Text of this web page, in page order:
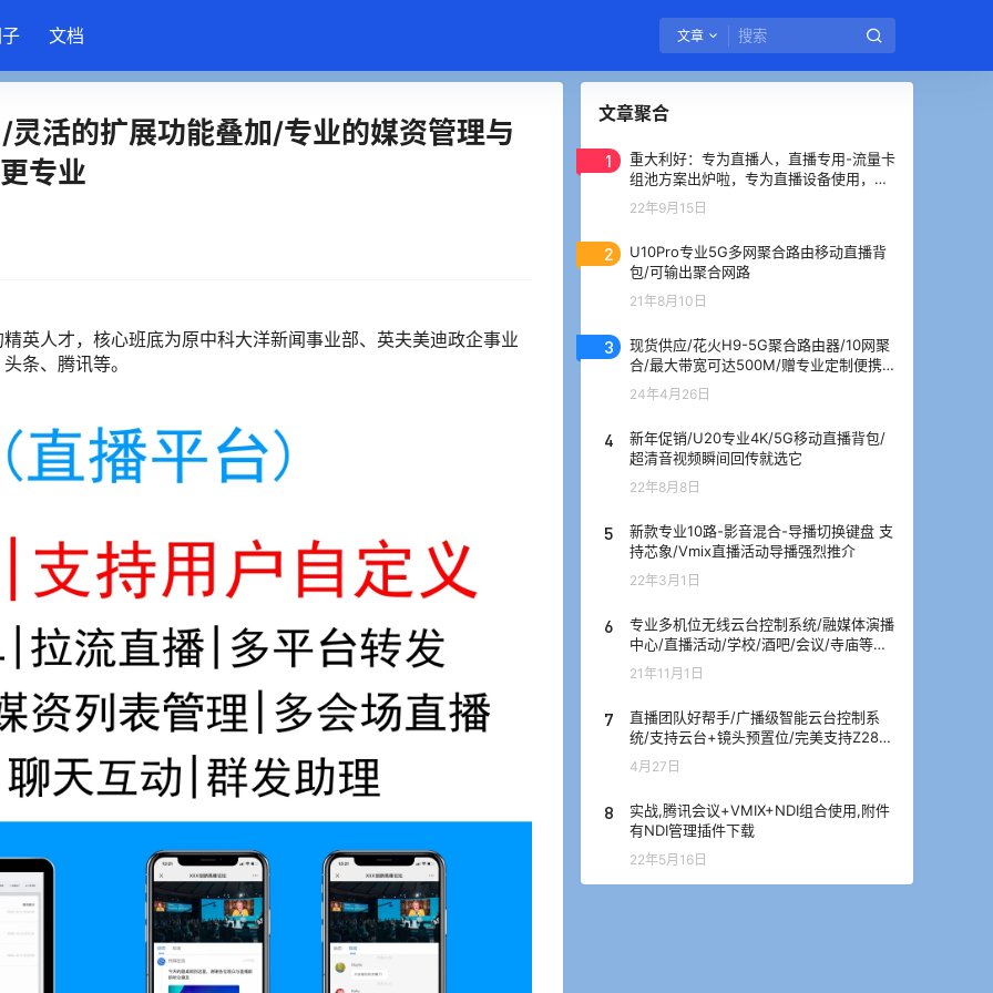
文档 文章
活的扩展功能叠加/专业的媒资管理与
专业
英人才，核心班底为原中科大洋新闻事业部、英夫美迪政企事业
条、腾讯等。
文章聚合
1
重大利好：专为直播人，直播专用-流量卡
组池方案出炉啦，专为直播设备使用，没
有之一
22年9月15日
2
U10Pro专业5G多网聚合路由移动直播背
包/可输出聚合网路
21年8月10日
3
现货供应/花火H9-5G聚合路由器/10网聚
合/最大带宽可达500M/赠专业定制便携
24年4月26日
4
新年促销/U20专业4K/5G移动直播背包/
超清音视频瞬间回传就选它
22年8月8日
5
新款专业10路-影音混合-导播切换键盘 支
持芯象/Vmix直播活动导播强烈推介
22年3月1日
6
专业多机位无线云台控制系统/融媒体演播
中心/直播活动/学校/酒吧/会议/寺庙等解
决方案
21年11月1日
7
直播团队好帮手/广播级智能云台控制系
统/支持云台+镜头预置位/完美支持Z280
摄像机/优秀的遥控手感,顺滑流畅
4月27日
8
实战,腾讯会议+VMIX+NDI组合使用,附件
有NDI管理插件下载
22年5月16日